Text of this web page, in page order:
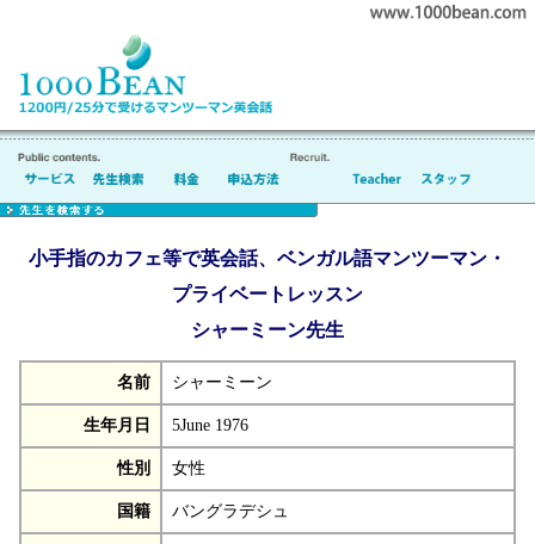
小手指のカフェ等で英会話、ベンガル語マンツーマン・
プライベートレッスン
シャーミーン先生
名前 シャーミーン
生年月日 5June 1976
性別 女性
国籍 バングラデシュ